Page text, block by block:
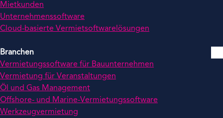
Mietkunden
Unternehmenssoftware
Cloud-basierte Vermietsoftwarelösungen
Branchen
Vermietungssoftware für Bauunternehmen
Vermietung für Veranstaltungen
Öl und Gas Management
Offshore- und Marine-Vermietungssoftware
Werkzeugvermietung